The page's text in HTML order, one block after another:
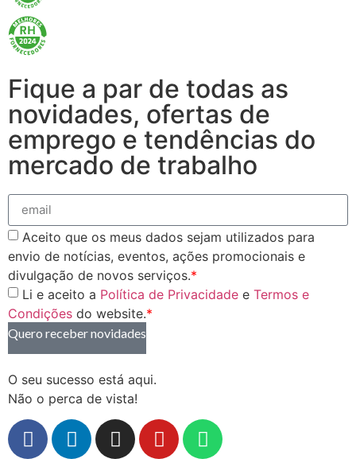
Fique a par de todas as
novidades, ofertas de
emprego e tendências do
mercado de trabalho
Aceito que os meus dados sejam utilizados para
envio de notícias, eventos, ações promocionais e
divulgação de novos serviços.*
Li e aceito a Política de Privacidade e Termos e
Condições do website.*
Quero receber novidades
O seu sucesso está aqui.
Não o perca de vista!